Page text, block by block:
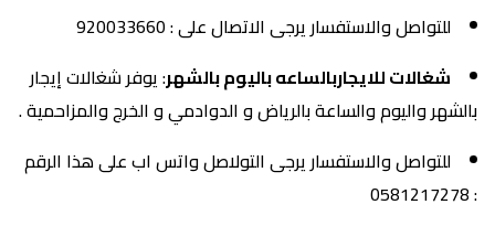
للتواصل والاستفسار يرجى الاتصال على : 920033660
شغالات للايجاربالساعه باليوم بالشهر: يوفر شغالات إيجار
بالشهر واليوم والساعة بالرياض و الدوادمي و الخرج والمزاحمية .
للتواصل والاستفسار يرجى التولاصل واتس اب على هذا الرقم
: 0581217278